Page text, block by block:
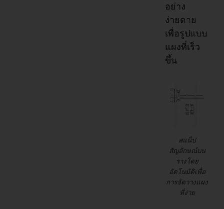
อย่าง
ง่ายดาย
เพื่อรูปแบบ
แผงที่เร็ว
ขึ้น
สแน็ป
สัญลักษณ์บน
รางโดย
อัตโนมัติเพื่อ
การจัดวางแผง
ที่ง่าย